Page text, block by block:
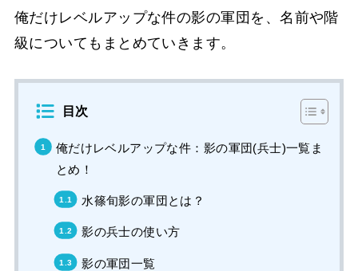
俺だけレベルアップな件の影の軍団を、名前や階
級についてもまとめていきます。
目次
俺だけレベルアップな件：影の軍団(兵士)一覧ま
とめ！
水篠旬影の軍団とは？
影の兵士の使い方
影の軍団一覧